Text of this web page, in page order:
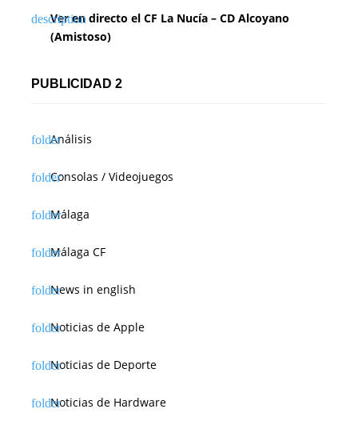
Ver en directo el CF La Nucía – CD Alcoyano
(Amistoso)
PUBLICIDAD 2
Análisis
Consolas / Videojuegos
Málaga
Málaga CF
News in english
Noticias de Apple
Noticias de Deporte
Noticias de Hardware